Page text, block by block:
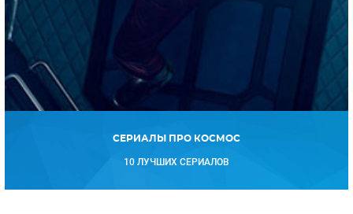
СЕРИАЛЫ ПРО КОСМОС
10 ЛУЧШИХ СЕРИАЛОВ